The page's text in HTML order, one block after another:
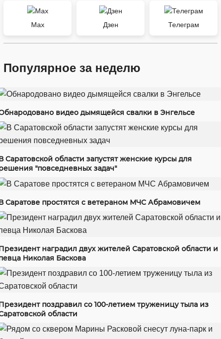
Max Дзен Телеграм
Популярное за неделю
видео дымящейся свалки в Энгельсе
Саратовской области запустят женские курсы для
"повседневных задач"
Саратове простятся с ветераном МЧС Абрамовичем
наградил двух жителей Саратовской области и
Николая Баскова
поздравил со 100-летием труженицу тыла из
области